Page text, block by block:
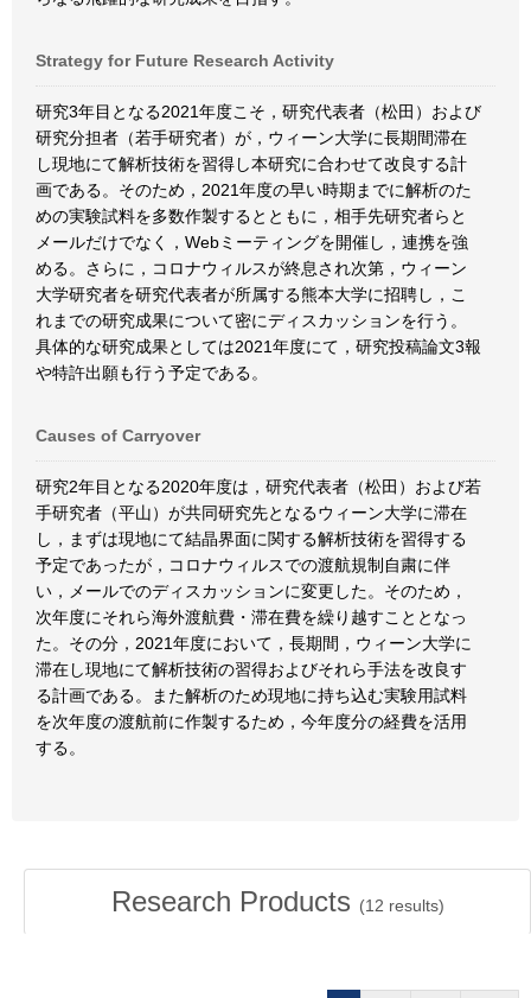
Strategy for Future Research Activity
研究3年目となる2021年度こそ，研究代表者（松田）および
研究分担者（若手研究者）が，ウィーン大学に長期間滞在
し現地にて解析技術を習得し本研究に合わせて改良する計
画である。そのため，2021年度の早い時期までに解析のた
めの実験試料を多数作製するとともに，相手先研究者らと
メールだけでなく，Webミーティングを開催し，連携を強
める。さらに，コロナウィルスが終息され次第，ウィーン
大学研究者を研究代表者が所属する熊本大学に招聘し，こ
れまでの研究成果について密にディスカッションを行う。
具体的な研究成果としては2021年度にて，研究投稿論文3報
や特許出願も行う予定である。
Causes of Carryover
研究2年目となる2020年度は，研究代表者（松田）および若
手研究者（平山）が共同研究先となるウィーン大学に滞在
し，まずは現地にて結晶界面に関する解析技術を習得する
予定であったが，コロナウィルスでの渡航規制自粛に伴
い，メールでのディスカッションに変更した。そのため，
次年度にそれら海外渡航費・滞在費を繰り越すこととなっ
た。その分，2021年度において，長期間，ウィーン大学に
滞在し現地にて解析技術の習得およびそれら手法を改良す
る計画である。また解析のため現地に持ち込む実験用試料
を次年度の渡航前に作製するため，今年度分の経費を活用
する。
Research Products (12 results)